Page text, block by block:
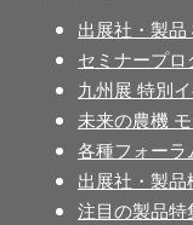
出展社・製品
セミナープロ
九州展 特別
未来の農機
各種フォーラ
出展社・製
注目の製品特